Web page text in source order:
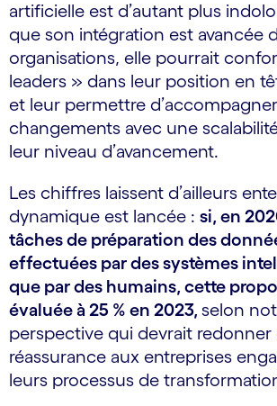
artificielle est d’autant plus
que son intégration est avancée
organisations, elle pourrait
leaders » dans leur position en
et leur permettre
changements avec une
leur niveau d’avancement.
Les chiffres laissent d’ailleurs
dynamique est lancée : si, en
tâches de préparation des
effectuées par des systèmes
que par des humains, cette
évaluée à 25 % en 2023, selon
perspective qui devrait
réassurance aux entreprises
leurs processus de